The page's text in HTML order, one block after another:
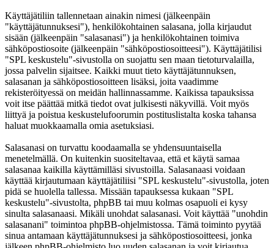
Käyttäjätiliin tallennetaan ainakin nimesi (jälkeenpäin
"käyttäjätunnuksesi"), henkilökohtainen salasana, jolla kirjaudut
sisään (jälkeenpäin "salasanasi") ja henkilökohtainen toimiva
sähköpostiosoite (jälkeenpäin "sähköpostiosoitteesi"). Käyttäjätilisi
"SPL keskustelu"-sivustolla on suojattu sen maan tietoturvalailla,
jossa palvelin sijaitsee. Kaikki muut tieto käyttäjätunnuksen,
salasanan ja sähköpostiosoitteen lisäksi, joita vaadimme
rekisteröityessä on meidän hallinnassamme. Kaikissa tapauksissa
voit itse päättää mitkä tiedot ovat julkisesti näkyvillä. Voit myös
liittyä ja poistua keskustelufoorumin postituslistalta koska tahansa
haluat muokkaamalla omia asetuksiasi.
Salasanasi on turvattu koodaamalla se yhdensuuntaisella
menetelmällä. On kuitenkin suositeltavaa, että et käytä samaa
salasanaa kaikilla käyttämilläsi sivustoilla. Salasanaasi voidaan
käyttää kirjautumaan käyttäjätiliisi "SPL keskustelu"-sivustolla, joten
pidä se huolella tallessa. Missään tapauksessa kukaan "SPL
keskustelu"-sivustolta, phpBB tai muu kolmas osapuoli ei kysy
sinulta salasanaasi. Mikäli unohdat salasanasi. Voit käyttää "unohdin
salasanani" toimintoa phpBB-ohjelmistossa. Tämä toiminto pyytää
sinua antamaan käyttäjätunnuksesi ja sähköpostiosoitteesi, jonka